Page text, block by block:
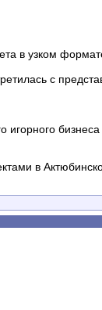
в узком
с
игорного бизнеса
в